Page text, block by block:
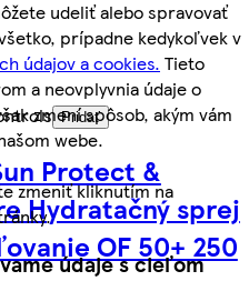
udeliť alebo spravovať
prípadne kedykoľvek v
údajov a cookies. Tieto
a neovplyvnia údaje o
zmení spôsob, akým vám
webe.
zmeniť kliknutím na
údaje s cieľom
Pridať
Protect &
Hydratačný sprej
OF 50+ 250